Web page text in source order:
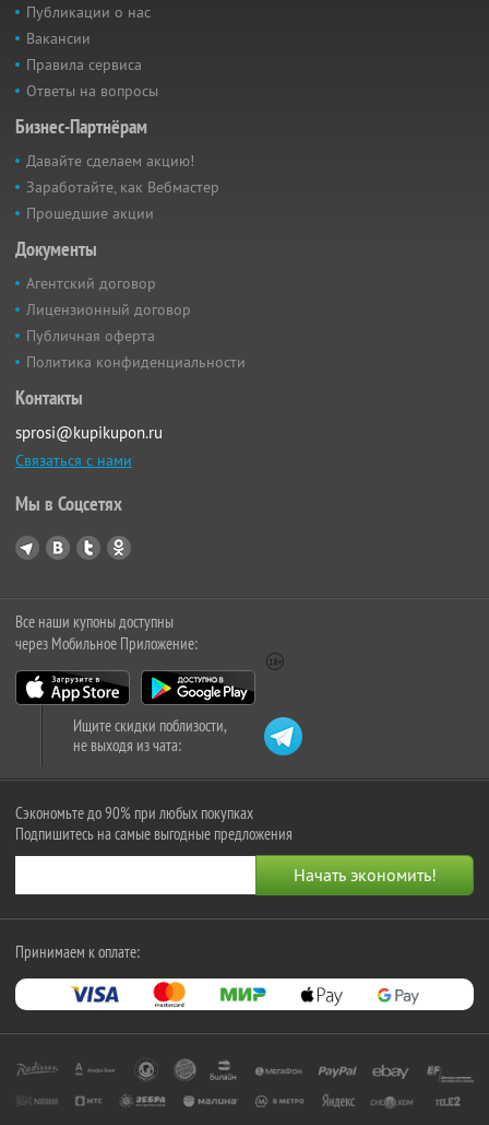
Публикации о нас
Вакансии
Правила сервиса
Ответы на вопросы
Бизнес-Партнёрам
Давайте сделаем акцию!
Заработайте, как Вебмастер
Прошедшие акции
Документы
Агентский договор
Лицензионный договор
Публичная оферта
Политика конфиденциальности
Контакты
sprosi@kupikupon.ru
Связаться с нами
Мы в Соцсетях
Все наши купоны доступны
через Мобильное Приложение:
Ищите скидки поблизости,
не выходя из чата:
Сэкономьте до 90% при любых покупках
Подпишитесь на самые выгодные предложения
Принимаем к оплате: